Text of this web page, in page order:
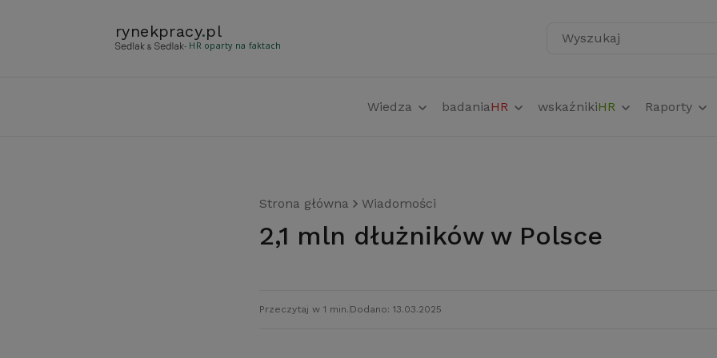
rynekpracy.pl
- HR oparty na faktach Wyszukaj
Wiedza badaniaHR wskaźnikiHR Raporty
Strona główna Wiadomości
2,1 mln dłużników w Polsce
Przeczytaj w 1 min. Dodano: 13.03.2025